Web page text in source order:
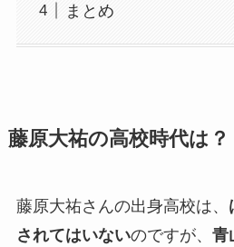
まとめ
藤原大祐の高校時代は？
藤原大祐さんの出身高校は、
されてはいないのですが、 青